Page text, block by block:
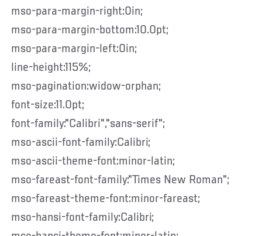
mso-para-margin-right:0in;
mso-para-margin-bottom:10.0pt;
mso-para-margin-left:0in;
line-height:115%;
mso-pagination:widow-orphan;
font-size:11.0pt;
font-family:"Calibri","sans-serif";
mso-ascii-font-family:Calibri;
mso-ascii-theme-font:minor-latin;
mso-fareast-font-family:"Times New Roman";
mso-fareast-theme-font:minor-fareast;
mso-hansi-font-family:Calibri;